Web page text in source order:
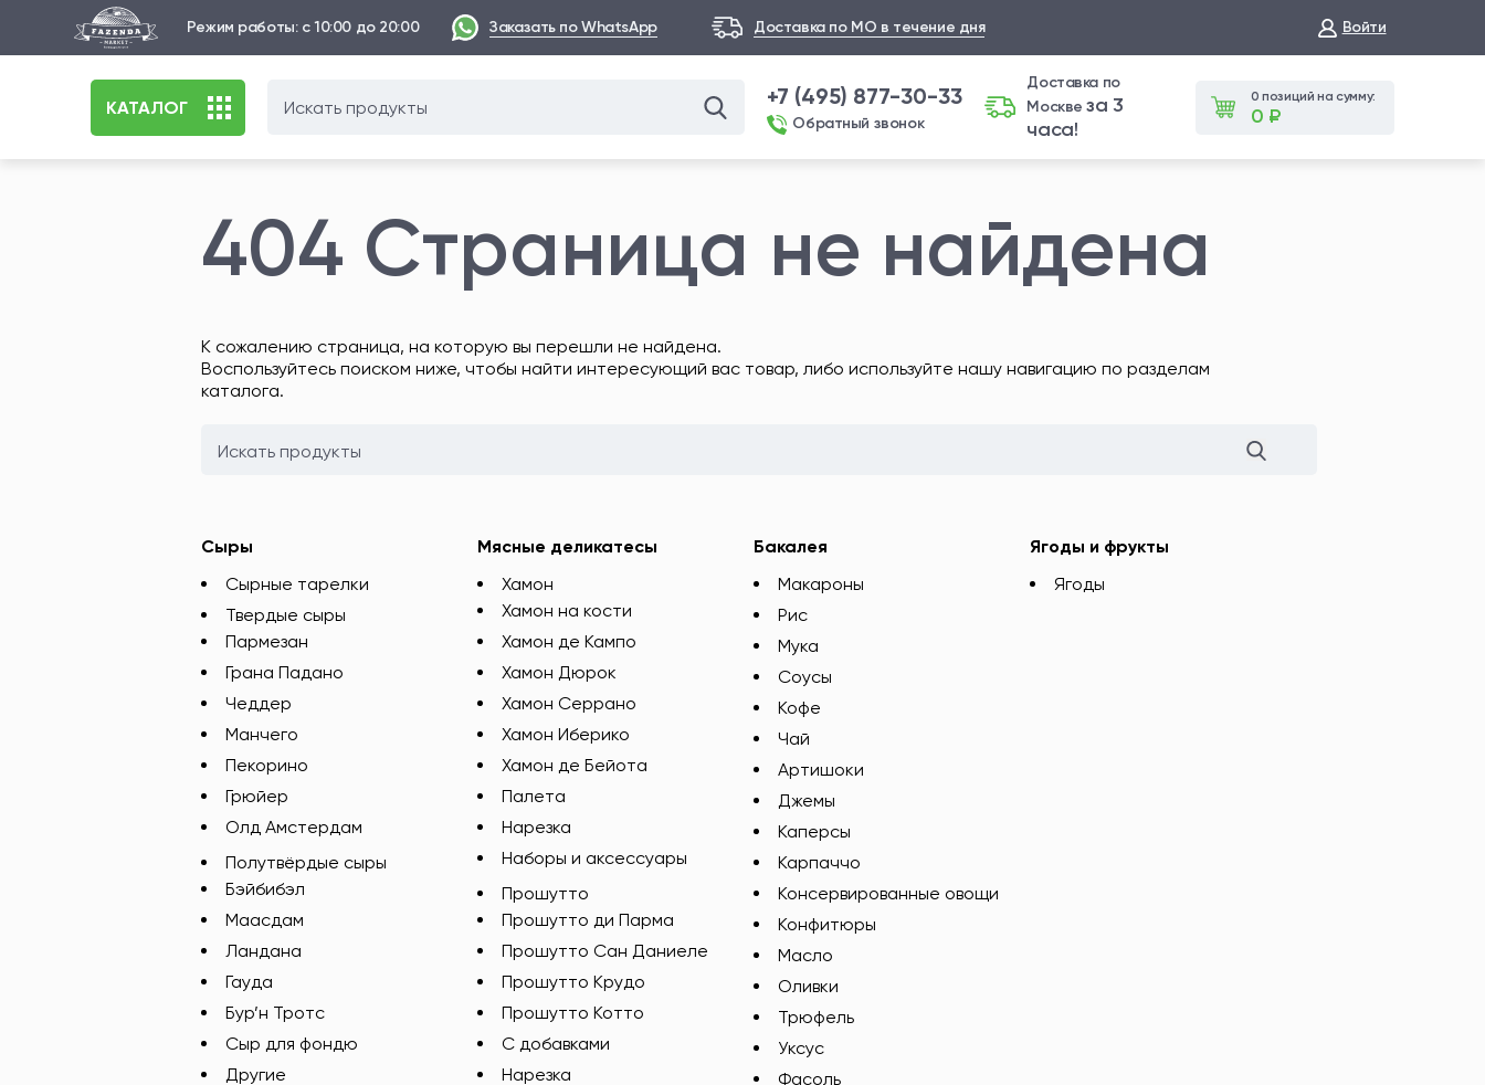
Режим работы: с 10:00 до 20:00 Заказать по WhatsApp Доставка по МО в течение дня Войти
КАТАЛОГ +7 (495) 877-30-33
Обратный звонок
Доставка по
Москвеза 3
часа!
0 позиций на сумму:
0 ₽
404 Страница не найдена
К сожалению страница, на которую вы перешли не найдена.
Воспользуйтесь поиском ниже, чтобы найти интересующий вас товар, либо используйте нашу навигацию по разделам
каталога.
Сыры
Сырные тарелки
Твердые сыры
Пармезан
Грана Падано
Чеддер
Манчего
Пекорино
Грюйер
Олд Амстердам
Полутвёрдые сыры
Бэйбибэл
Маасдам
Ландана
Гауда
Бур’н Тротс
Сыр для фондю
Другие
Мясные деликатесы
Хамон
Хамон на кости
Хамон де Кампо
Хамон Дюрок
Хамон Серрано
Хамон Иберико
Хамон де Бейота
Палета
Нарезка
Наборы и аксессуары
Прошутто
Прошутто ди Парма
Прошутто Сан Даниеле
Прошутто Крудо
Прошутто Котто
С добавками
Нарезка
Бакалея
Макароны
Рис
Мука
Соусы
Кофе
Чай
Артишоки
Джемы
Каперсы
Карпаччо
Консервированные овощи
Конфитюры
Масло
Оливки
Трюфель
Уксус
Фасоль
Ягоды и фрукты
Ягоды